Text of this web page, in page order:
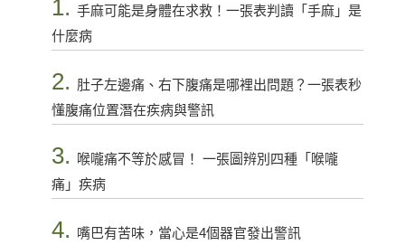
1. 手麻可能是身體在求救！一張表判讀「手麻」是
什麼病
2. 肚子左邊痛、右下腹痛是哪裡出問題？一張表秒
懂腹痛位置潛在疾病與警訊
3.
喉嚨痛不等於感冒！ 一張圖辨別四種「喉嚨
痛」疾病
4. 嘴巴有苦味，當心是4個器官發出警訊